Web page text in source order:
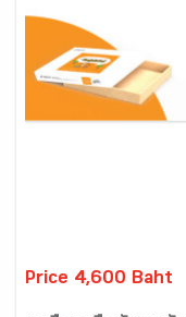
Price 4,600 Baht